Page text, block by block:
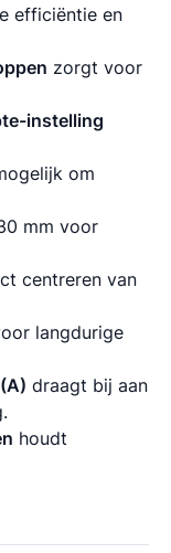
efficiëntie en
zorgt voor
instelling
om
mm voor
centreren van
langdurige
draagt bij aan
houdt